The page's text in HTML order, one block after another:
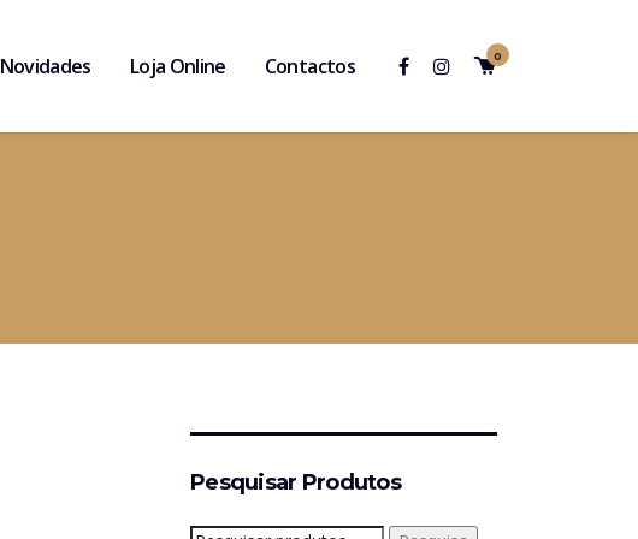
0
Novidades Loja Online Contactos
Pesquisar Produtos